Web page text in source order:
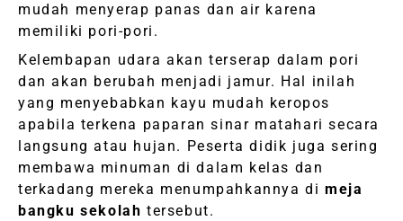
mudah menyerap panas dan air karena
memiliki pori-pori.
Kelembapan udara akan terserap dalam pori
dan akan berubah menjadi jamur. Hal inilah
yang menyebabkan kayu mudah keropos
apabila terkena paparan sinar matahari secara
langsung atau hujan. Peserta didik juga sering
membawa minuman di dalam kelas dan
terkadang mereka menumpahkannya dimeja
bangku sekolah tersebut.